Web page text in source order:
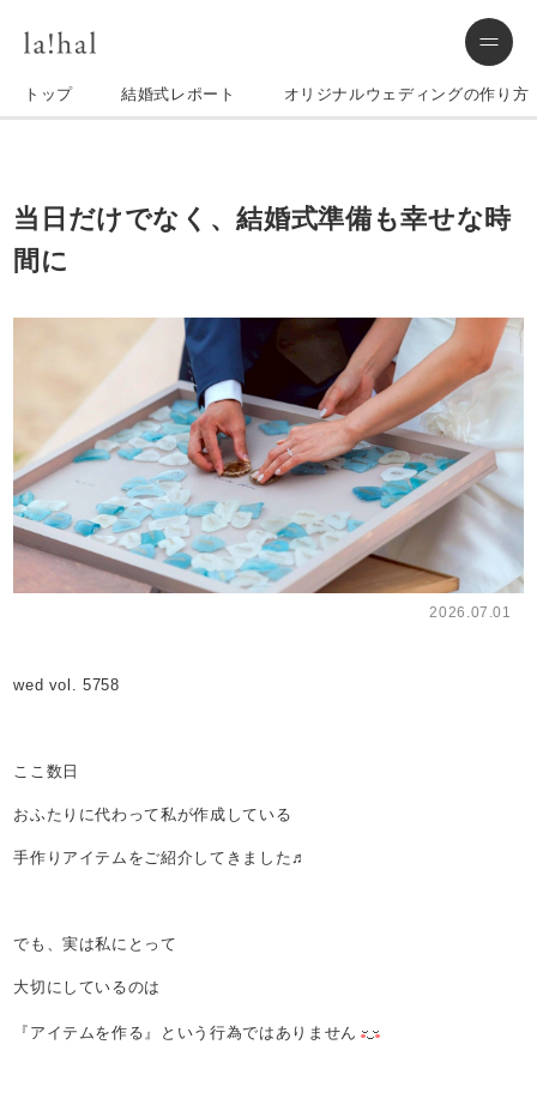
トップ 結婚式レポート オリジナルウェディングの作り方
当日だけでなく、結婚式準備も幸せな時
間に
2026.07.01
wed vol. 5758
ここ数日
おふたりに代わって私が作成している
手作りアイテムをご紹介してきました♬
でも、実は私にとって
大切にしているのは
『アイテムを作る』という行為ではありません